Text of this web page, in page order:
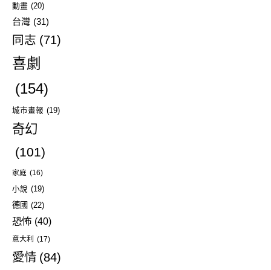
動畫 (20)
台灣 (31)
同志 (71)
喜劇
(154)
城市畫報 (19)
奇幻
(101)
家庭 (16)
小說 (19)
德國 (22)
恐怖 (40)
意大利 (17)
愛情 (84)